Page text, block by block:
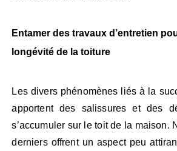
Entamer des travaux d’entretien
longévité de la toiture
Les divers phénomènes liés à la
apportent des salissures et des
s’accumuler sur le toit de la maison.
derniers offrent un aspect peu